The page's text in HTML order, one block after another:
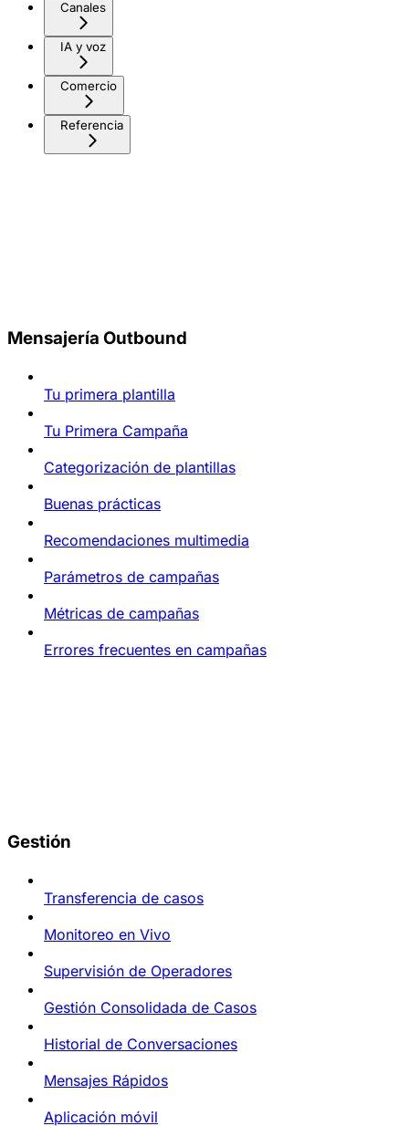
Canales
IA y voz
Comercio
Referencia
Mensajería Outbound
Tu primera plantilla
Tu Primera Campaña
Categorización de plantillas
Buenas prácticas
Recomendaciones multimedia
Parámetros de campañas
Métricas de campañas
Errores frecuentes en campañas
Gestión
Transferencia de casos
Monitoreo en Vivo
Supervisión de Operadores
Gestión Consolidada de Casos
Historial de Conversaciones
Mensajes Rápidos
Aplicación móvil